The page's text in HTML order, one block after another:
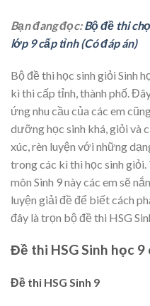
Bạn đang đọc:Bộ đề thi
lớp 9 cấp tỉnh (Có đáp án)
Bộ đề thi học sinh giỏi Sinh
kì thi cấp tỉnh, thành phố.
ứng nhu cầu của các em
dưỡng học sinh khá, giỏi và
xúc, rèn luyện với những
trong các kì thi học sinh
môn Sinh 9 này các em sẽ
luyện giải đề để biết cách
đây là trọn bộ đề thi HSG
Đề thi HSG Sinh học
Đề thi HSG Sinh 9